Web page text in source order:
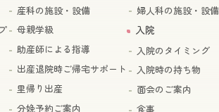
産科の施設・設備
母親学級
助産師による指導
出産退院時ご帰宅サポート
里帰り出産
分娩予約ご案内
婦人科の施設・設備
入院
入院のタイミング
入院時の持ち物
面会のご案内